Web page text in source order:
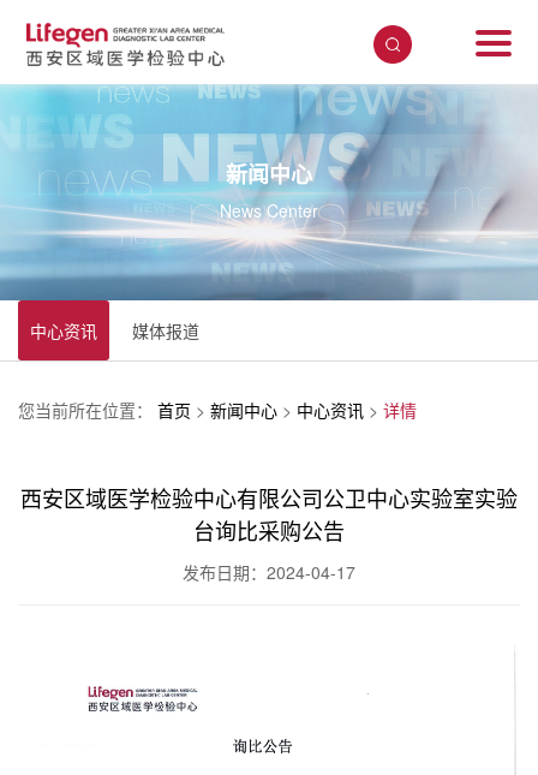
新闻中心
News Center
中心资讯 媒体报道
您当前所在位置： 首页 > 新闻中心 > 中心资讯 > 详情
西安区域医学检验中心有限公司公卫中心实验室实验
台询比采购公告
发布日期：2024-04-17